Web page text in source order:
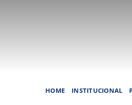
HOME INSTITUCIONAL